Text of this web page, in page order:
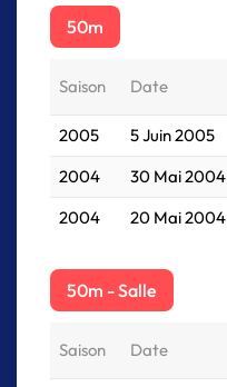
50m
Saison Date
2005 5 Juin 2005
2004
30 Mai 2004
2004
20 Mai 2004
50m - Salle
Saison Date